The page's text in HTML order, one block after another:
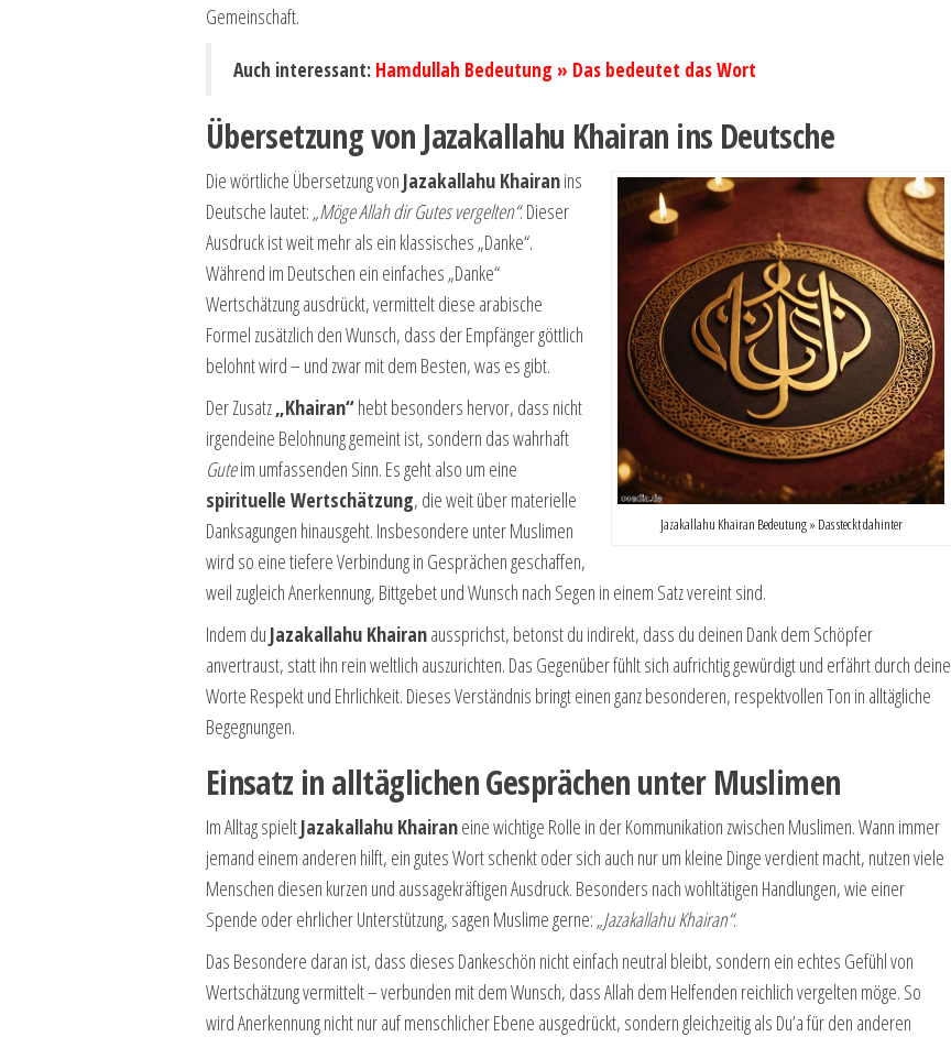
Gemeinschaft.
Auch interessant: Hamdullah Bedeutung » Das bedeutet das Wort
Übersetzung von Jazakallahu Khairan ins Deutsche
Jazakallahu Khairan Bedeutung » Das steckt dahinter
Die wörtliche Übersetzung von Jazakallahu Khairanins
Deutsche lautet: „Möge Allah dir Gutes vergelten“. Dieser
Ausdruck ist weit mehr als ein klassisches „Danke“.
Während im Deutschen ein einfaches „Danke“
Wertschätzung ausdrückt, vermittelt diese arabische
Formel zusätzlich den Wunsch, dass der Empfänger göttlich
belohnt wird – und zwar mit dem Besten, was es gibt.
Der Zusatz„Khairan“hebt besonders hervor, dass nicht
irgendeine Belohnung gemeint ist, sondern das wahrhaft
Guteim umfassenden Sinn. Es geht also um eine
spirituelle Wertschätzung, die weit über materielle
Danksagungen hinausgeht. Insbesondere unter Muslimen
wird so eine tiefere Verbindung in Gesprächen geschaffen,
weil zugleich Anerkennung, Bittgebet und Wunsch nach Segen in einem Satz vereint sind.
Indem du Jazakallahu Khairanaussprichst, betonst du indirekt, dass du deinen Dank dem Schöpfer
anvertraust, statt ihn rein weltlich auszurichten. Das Gegenüber fühlt sich aufrichtig gewürdigt und erfährt durch deine
Worte Respekt und Ehrlichkeit. Dieses Verständnis bringt einen ganz besonderen, respektvollen Ton in alltägliche
Begegnungen.
Einsatz in alltäglichen Gesprächen unter Muslimen
Im Alltag spieltJazakallahu Khairaneine wichtige Rolle in der Kommunikation zwischen Muslimen. Wann immer
jemand einem anderen hilft, ein gutes Wort schenkt oder sich auch nur um kleine Dinge verdient macht, nutzen viele
Menschen diesen kurzen und aussagekräftigen Ausdruck. Besonders nach wohltätigen Handlungen, wie einer
Spende oder ehrlicher Unterstützung, sagen Muslime gerne: „Jazakallahu Khairan“.
Das Besondere daran ist, dass dieses Dankeschön nicht einfach neutral bleibt, sondern ein echtes Gefühl von
Wertschätzung vermittelt – verbunden mit dem Wunsch, dass Allah dem Helfenden reichlich vergelten möge. So
wird Anerkennung nicht nur auf menschlicher Ebene ausgedrückt, sondern gleichzeitig als Du’a für den anderen